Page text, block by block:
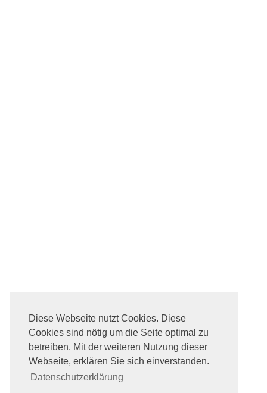
Diese Webseite nutzt Cookies. Diese
Cookies sind nötig um die Seite optimal zu
betreiben. Mit der weiteren Nutzung dieser
Webseite, erklären Sie sich einverstanden.
Datenschutzerklärung